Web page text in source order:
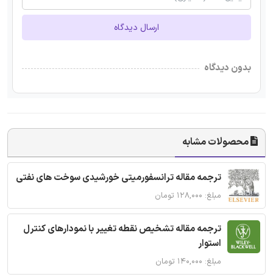
ارسال دیدگاه
بدون دیدگاه
محصولات مشابه
ترجمه مقاله ترانسفورمیتی خورشیدی سوخت های نفتی
مبلغ: ۱۲۸,۰۰۰ تومان
ترجمه مقاله تشخیص نقطه تغییر با نمودارهای کنترل
استوار
مبلغ: ۱۴۰,۰۰۰ تومان